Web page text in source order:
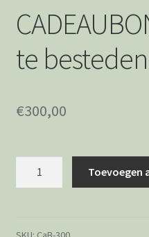
te
€300,00
besteden
Toevoegen